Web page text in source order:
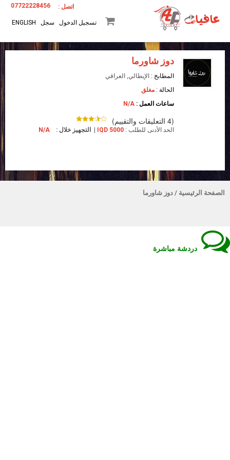
07722228456 اتصل :
تسجيل الدخول سجل ENGLISH
دوز شاورما
المطابخ : الإيطالي, العراقي
الحالة : مغلق
ساعات العمل :
(4 التعليقات والتقييم)
الحد الأدنى للطلب : التجهيز خلال :
الصفحة الرئيسية / دوز شاورما
دردشة مباشرة